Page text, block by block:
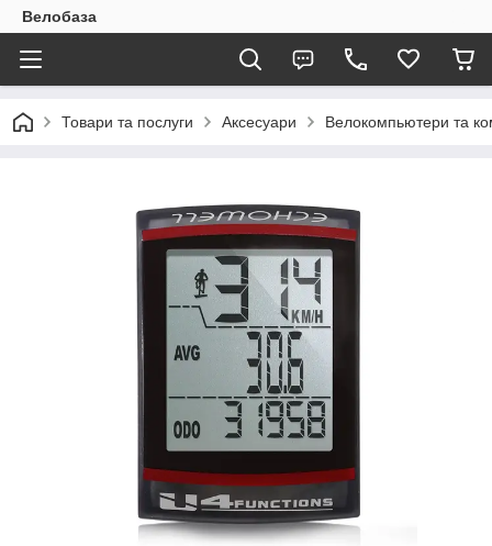
Велобаза
Товари та послуги Аксесуари Велокомпьютери та